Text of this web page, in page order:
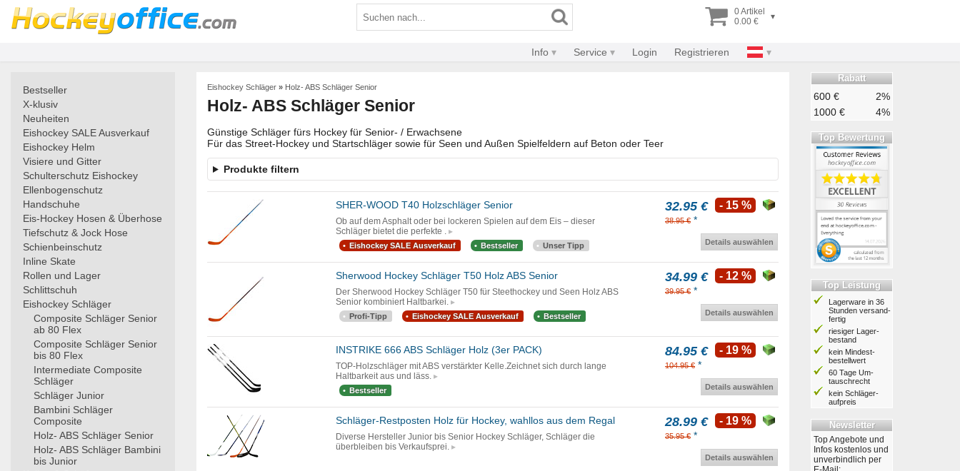
0 Artikel
0.00 €
▾
Info Service Login Registrieren
Bestseller
X-klusiv
Neuheiten
Eishockey SALE Ausverkauf
Eishockey Helm
Visiere und Gitter
Schulterschutz Eishockey
Ellenbogenschutz
Handschuhe
Eis-Hockey Hosen & Überhose
Tiefschutz & Jock Hose
Schienbeinschutz
Inline Skate
Rollen und Lager
Schlittschuh
Eishockey Schläger
Composite Schläger Senior
ab 80 Flex
Composite Schläger Senior
bis 80 Flex
Intermediate Composite
Schläger
Schläger Junior
Bambini Schläger
Composite
Holz- ABS Schläger Senior
Holz- ABS Schläger Bambini
bis Junior
Eishockey Schläger » Holz- ABS Schläger Senior
Holz- ABS Schläger Senior
Günstige Schläger fürs Hockey für Senior- / Erwachsene
Für das Street-Hockey und Startschläger sowie für Seen und Außen Spielfeldern auf Beton oder Teer
Produkte filtern
SHER-WOOD T40 Holzschläger Senior
Ob auf dem Asphalt oder bei lockeren Spielen auf dem Eis – dieser
Schläger bietet die perfekte .
Eishockey SALE Ausverkauf Bestseller Unser Tipp
32.95 €
38.95 € *
- 15 %
Details auswählen
Sherwood Hockey Schläger T50 Holz ABS Senior
Der Sherwood Hockey Schläger T50 für Steethockey und Seen Holz ABS
Senior kombiniert Haltbarkei.
Profi-Tipp Eishockey SALE Ausverkauf Bestseller
34.99 €
39.95 € *
- 12 %
Details auswählen
INSTRIKE 666 ABS Schläger Holz (3er PACK)
TOP-Holzschläger mit ABS verstärkter Kelle.Zeichnet sich durch lange
Haltbarkeit aus und läss.
Bestseller
84.95 €
104.95 € *
- 19 %
Details auswählen
Schläger-Restposten Holz für Hockey, wahllos aus dem Regal
Diverse Hersteller Junior bis Senior Hockey Schläger, Schläger die
überbleiben bis Verkaufsprei.
28.99 €
35.95 € *
- 19 %
Details auswählen
Rabatt
600 €
2%
1000 €
4%
Top Bewertung
Top Leistung
Lagerware in 36
Stunden ver­sand­
fertig
riesiger Lager­
bestand
kein Mindest­
bestell­wert
60 Tage Um­
tausch­recht
kein Schläger­
aufpreis
Newsletter
Top Angebote und
Infos kostenlos und
unverbindlich per